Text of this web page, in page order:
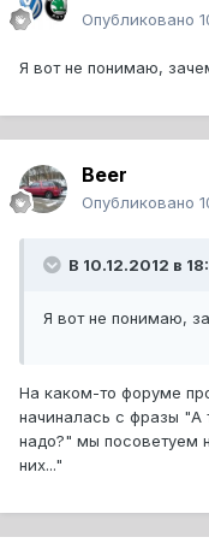
Опубликовано
Я вот не понимаю,
Beer
Опубликовано
В 10.12.2012 в
Я вот не понимаю,
На каком-то форуме
начиналась с фразы "А
надо?" мы посоветуем
них..."